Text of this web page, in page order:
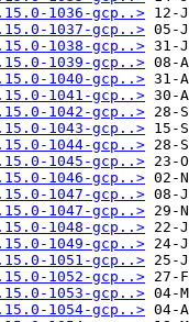
1036-gcp..>
1037-gcp..>
1038-gcp..>
1039-gcp..>
1040-gcp..>
1041-gcp..>
1042-gcp..>
1043-gcp..>
1044-gcp..>
1045-gcp..>
1046-gcp..>
1047-gcp..>
1047-gcp..>
1048-gcp..>
1049-gcp..>
1051-gcp..>
1052-gcp..>
1053-gcp..>
1054-gcp..>